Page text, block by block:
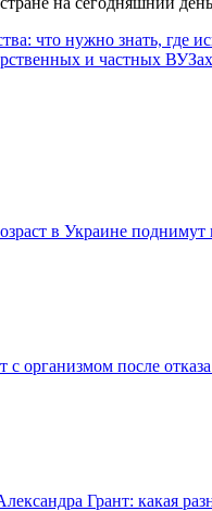
что нужно знать, где
и частных
в Украине поднимут
с организмом после
Грант: какая